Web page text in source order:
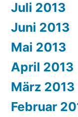
Juli 2013
Juni 2013
Mai 2013
April 2013
März 2013
Februar